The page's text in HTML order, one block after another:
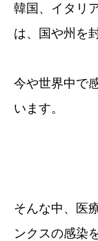
韓国、イタリ
は、国や州を
今や世界中で
います。
そんな中、医
ンクスの感染